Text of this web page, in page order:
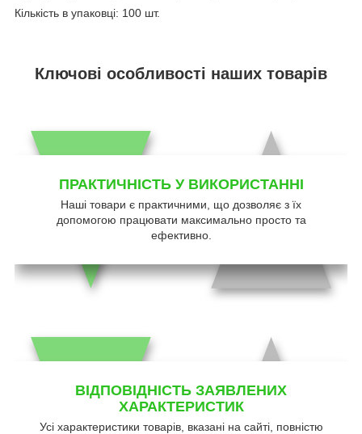
Кількість в упаковці: 100 шт.
Ключові особливості наших товарів
ПРАКТИЧНІСТЬ У ВИКОРИСТАННІ
Наші товари є практичними, що дозволяє з їх
допомогою працювати максимально просто та
ефективно.
ВІДПОВІДНІСТЬ ЗАЯВЛЕНИХ
ХАРАКТЕРИСТИК
Усі характеристики товарів, вказані на сайті, повністю